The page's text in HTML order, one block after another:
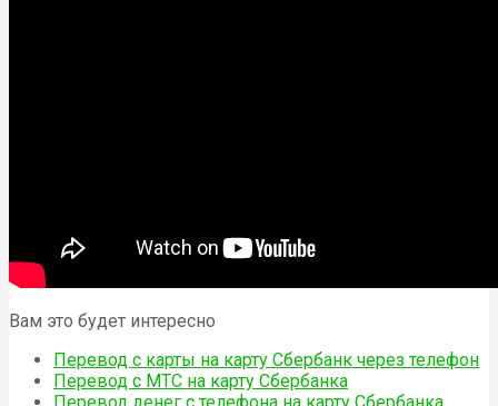
Вам это будет интересно
Перевод с карты на карту Сбербанк через телефон
Перевод с МТС на карту Сбербанка